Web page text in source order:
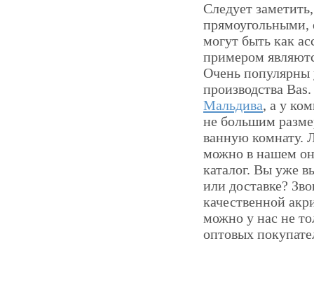
Следует
прямоугольными,
могут быть как
примером
Очень
производства
Мальдива, а у
не большим
ванную комнату.
можно в нашем
каталог. Вы уже
или доставке?
качественной
можно у нас не
оптовых